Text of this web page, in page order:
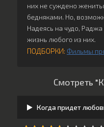
них не суждено
бедняками. Но,
Надеясь на чудо,
жизнь любого из них.
ПОДБОРКИ: Фильмы
Смотреть
Когда придет